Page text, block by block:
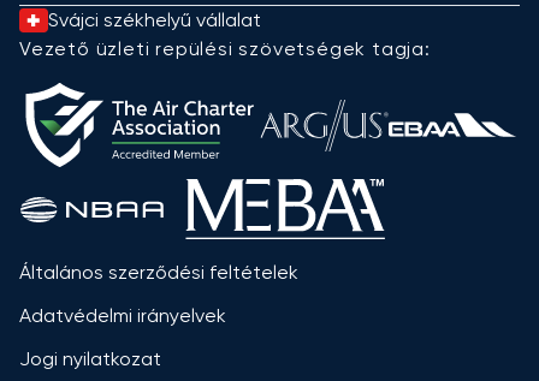
Svájci székhelyű vállalat
Vezető üzleti repülési szövetségek tagja:
Általános szerződési feltételek
Adatvédelmi irányelvek
Jogi nyilatkozat